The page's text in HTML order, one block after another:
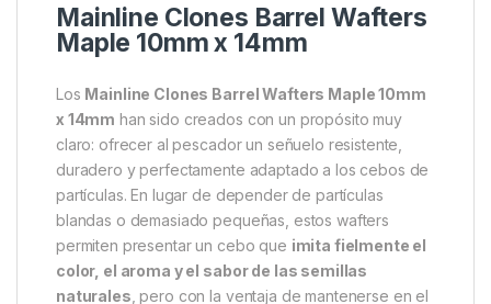
Mainline Clones Barrel Wafters
Maple 10mm x 14mm
Los Mainline Clones Barrel Wafters Maple 10mm
x 14mm han sido creados con un propósito muy
claro: ofrecer al pescador un señuelo resistente,
duradero y perfectamente adaptado a los cebos de
partículas. En lugar de depender de partículas
blandas o demasiado pequeñas, estos wafters
permiten presentar un cebo que imita fielmente el
color, el aroma y el sabor de las semillas
naturales , pero con la ventaja de mantenerse en el